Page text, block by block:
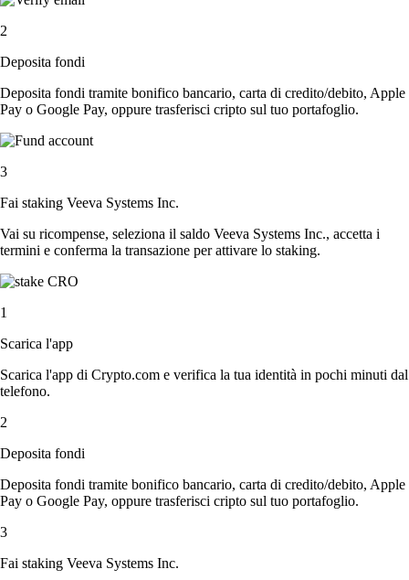
2
Deposita fondi
Deposita fondi tramite bonifico bancario, carta di credito/debito, Apple
Pay o Google Pay, oppure trasferisci cripto sul tuo portafoglio.
3
Fai staking Veeva Systems Inc.
Vai su ricompense, seleziona il saldo Veeva Systems Inc., accetta i
termini e conferma la transazione per attivare lo staking.
1
Scarica l'app
Scarica l'app di Crypto.com e verifica la tua identità in pochi minuti dal
telefono.
2
Deposita fondi
Deposita fondi tramite bonifico bancario, carta di credito/debito, Apple
Pay o Google Pay, oppure trasferisci cripto sul tuo portafoglio.
3
Fai staking Veeva Systems Inc.